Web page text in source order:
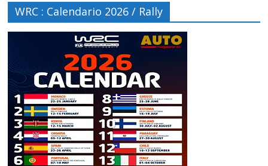
WRC : Calendario 2026 / Rally